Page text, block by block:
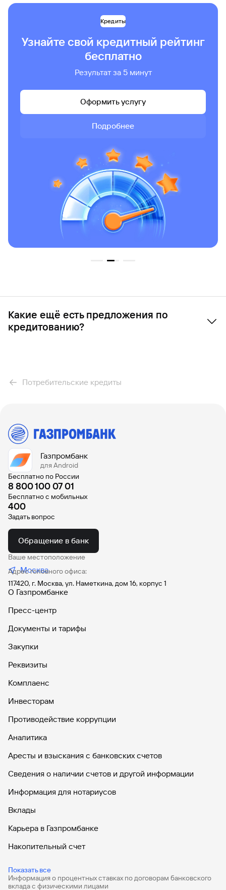
Кредиты
Узнайте свой кредитный рейтинг
бесплатно
Результат за 5 минут
Оформить услугу
Подробнее
Какие ещё есть предложения по
кредитованию?
Рефинансирование
Рассчитать предварительный платеж можно с помощью
кредитного калькулятора
Потребительские кредиты
Газпромбанк
для Android
Бесплатно по России
8 800 100 07 01
Бесплатно с мобильных
400
Задать вопрос
Обращение в банк
Ваше местоположение
Москва
Адрес головного офиса:
117420, г. Москва, ул. Наметкина, дом 16, корпус 1
О Газпромбанке
Пресс-центр
Документы и тарифы
Закупки
Реквизиты
Комплаенс
Инвесторам
Противодействие коррупции
Аналитика
Аресты и взыскания с банковских счетов
Сведения о наличии счетов и другой информации
Информация для нотариусов
Вклады
Карьера в Газпромбанке
Накопительный счет
Показать все
Дебетовые карты с бесплатным обслуживанием
Информация о процентных ставках по договорам банковского
вклада с физическими лицами